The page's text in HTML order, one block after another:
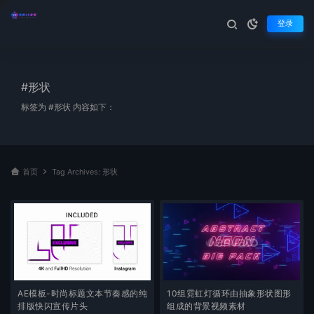
登录
#形状
标签为 #形状 内容如下：
首页 Tag Archives: 形状
AE模板-时尚标题文本节奏感的纯
排版快闪宣传片头
10组霓虹灯循环由抽象形状图形
组成的背景视频素材